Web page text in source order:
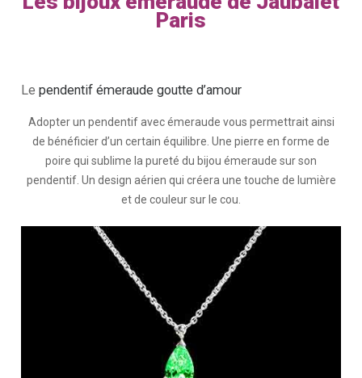
Paris
Lependentif émeraude goutte d’amour
Adopter un pendentif avec émeraude vous permettrait ainsi
de bénéficier d’un certain équilibre. Une pierre en forme de
poire qui sublime la pureté du bijou émeraude sur son
pendentif. Un design aérien qui créera une touche de lumière
et de couleur sur le cou.